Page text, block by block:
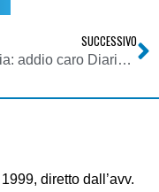
SUCCESSIVO
Editoria: addio caro Diario. O forse arrivederci
diretto dall’avv.